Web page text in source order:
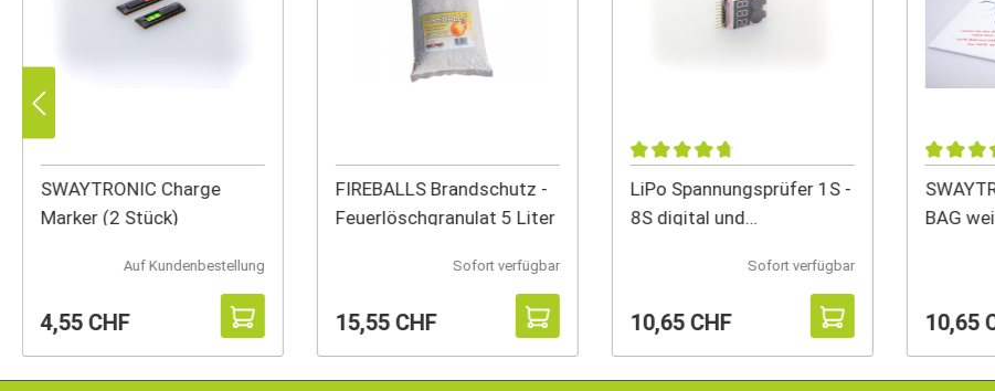
SWAYTRONIC Charge
Marker (2 Stück)
Auf Kundenbestellung
4,55 CHF
FIREBALLS Brandschutz -
Feuerlöschgranulat 5 Liter
Sofort verfügbar
15,55 CHF
LiPo Spannungsprüfer 1S -
8S digital und
Sofort verfügbar
10,65 CHF
BAG
10,65